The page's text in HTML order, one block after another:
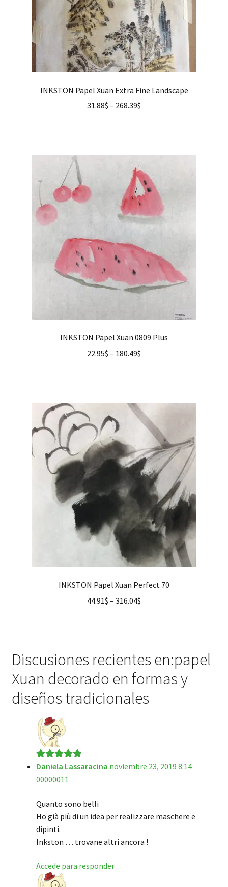
INKSTON Papel Xuan Extra Fine Landscape
31.88$ – 268.39$
INKSTON Papel Xuan 0809 Plus
22.95$ – 180.49$
INKSTON Papel Xuan Perfect 70
44.91$ – 316.04$
Discusiones recientes en:papel
Xuan decorado en formas y
diseños tradicionales
Valorado en5
de 5
Daniela Lassaracina noviembre 23, 2019 8:14
00000011
Quanto sono belli
Ho già più di un idea per realizzare maschere e
dipinti.
Inkston … trovane altri ancora !
Accede para responder